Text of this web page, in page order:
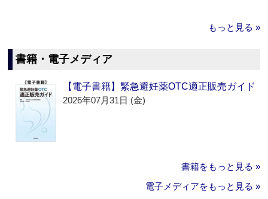
もっと見る »
書籍・電子メディア
【電子書籍】緊急避妊薬OTC適正販売ガイド
2026年07月31日 (金)
書籍をもっと見る »
電子メディアをもっと見る »